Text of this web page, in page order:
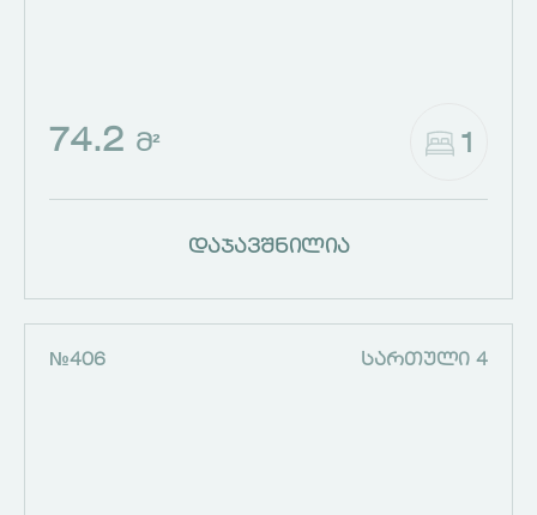
74.2 Მ² 1
დაჯავშნილია
№406 ᲡᲐᲠᲗᲣᲚᲘ 4